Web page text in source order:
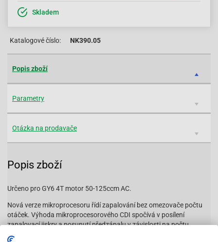
Skladem
Katalogové číslo: NK390.05
Popis zboží
Parametry
Otázka na prodavače
Popis zboží
Určeno pro GY6 4T motor 50-125ccm AC.
Nová verze mikroprocesoru řídí zapalování bez omezovače počtu
otáček. Výhoda mikroprocesorového CDI spočívá v posílení
zapalovací jiskry a posunutí předzápalu v závislosti na počtu
otáček. To je ta pravá závodní součástka! S tímto CDI zařízením